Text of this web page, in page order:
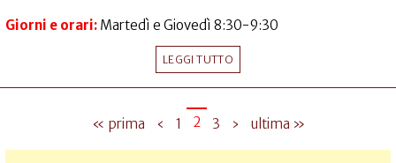
Giorni e orari: Martedì e Giovedì 8:30-9:30
LEGGI TUTTO
« prima ‹ 1 2 3 › ultima »